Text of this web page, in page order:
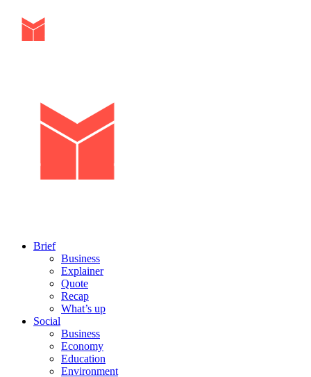
Brief
Business
Explainer
Quote
Recap
What’s up
Social
Business
Economy
Education
Environment